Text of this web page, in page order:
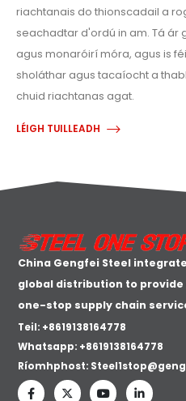
riachtanais do thionscadail a
seachadtar d'ordú in am. Tá
agus monaróirí móra, agus is
sholáthar agus tacaíocht a
chuid riachtanas agat.
LÉIGH TUILLEADH
China Gengfei Steel
global distribution to
one-stop supply chain
Teil: +8619138164778
Whatsapp: +8619138164778
Ríomhphost: